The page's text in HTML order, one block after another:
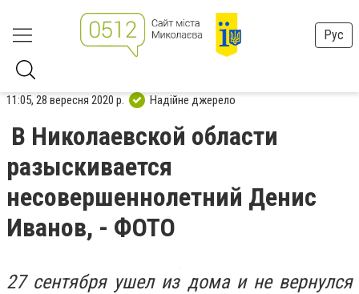
Рус
11:05, 28 вересня 2020 р. Надійне джерело
В Николаевской области
разыскивается
несовершеннолетний Денис
Иванов, - ФОТО
27 сентября ушел из дома и не вернулся